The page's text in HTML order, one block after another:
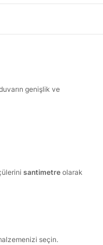
genişlik ve
santimetre olarak
seçin.